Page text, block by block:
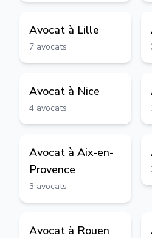
Avocat à Lille
7 avocats
Avocat à Nice
4 avocats
Avocat à Aix-en-
Provence
3 avocats
Avocat à Rouen